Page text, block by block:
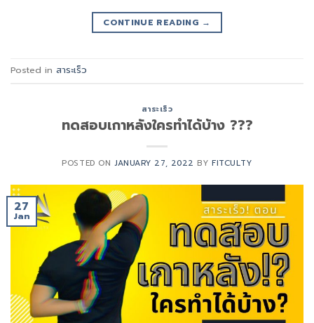
CONTINUE READING →
Posted in สาระเร็ว
สาระเร็ว
ทดสอบเกาหลังใครทำได้บ้าง ???
POSTED ON JANUARY 27, 2022 BYFITCULTY
27
Jan